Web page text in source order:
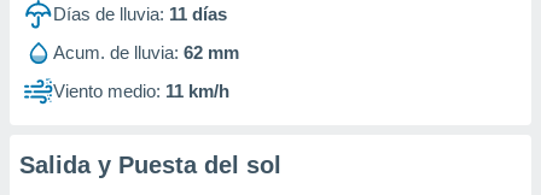
Días de lluvia: 11 días
Acum. de lluvia: 62 mm
Viento medio: 11 km/h
Salida y Puesta del sol